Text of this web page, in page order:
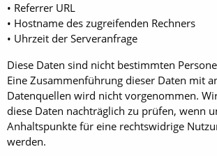
• Referrer URL
• Hostname des zugreifenden Rechners
• Uhrzeit der Serveranfrage
Diese Daten sind nicht bestimmten
Eine Zusammenführung dieser Daten mit
Datenquellen wird nicht vorgenommen.
diese Daten nachträglich zu prüfen, wenn
Anhaltspunkte für eine rechtswidrige
werden.